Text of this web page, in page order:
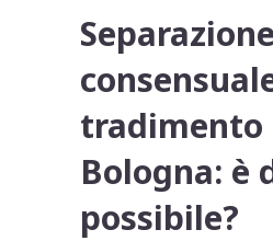
Separazione
tradimento
Bologna: è
possibile?